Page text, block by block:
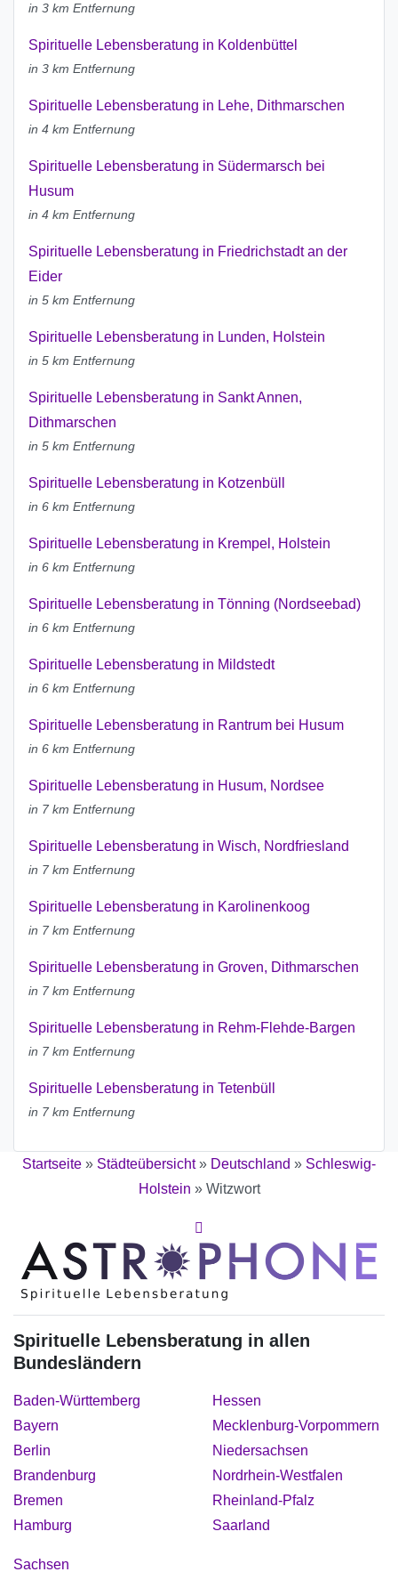
in 3 km Entfernung
Spirituelle Lebensberatung in Koldenbüttel
in 3 km Entfernung
Spirituelle Lebensberatung in Lehe, Dithmarschen
in 4 km Entfernung
Spirituelle Lebensberatung in Südermarsch bei
Husum
in 4 km Entfernung
Spirituelle Lebensberatung in Friedrichstadt an der
Eider
in 5 km Entfernung
Spirituelle Lebensberatung in Lunden, Holstein
in 5 km Entfernung
Spirituelle Lebensberatung in Sankt Annen,
Dithmarschen
in 5 km Entfernung
Spirituelle Lebensberatung in Kotzenbüll
in 6 km Entfernung
Spirituelle Lebensberatung in Krempel, Holstein
in 6 km Entfernung
Spirituelle Lebensberatung in Tönning (Nordseebad)
in 6 km Entfernung
Spirituelle Lebensberatung in Mildstedt
in 6 km Entfernung
Spirituelle Lebensberatung in Rantrum bei Husum
in 6 km Entfernung
Spirituelle Lebensberatung in Husum, Nordsee
in 7 km Entfernung
Spirituelle Lebensberatung in Wisch, Nordfriesland
in 7 km Entfernung
Spirituelle Lebensberatung in Karolinenkoog
in 7 km Entfernung
Spirituelle Lebensberatung in Groven, Dithmarschen
in 7 km Entfernung
Spirituelle Lebensberatung in Rehm-Flehde-Bargen
in 7 km Entfernung
Spirituelle Lebensberatung in Tetenbüll
in 7 km Entfernung
Startseite » Städteübersicht» Deutschland » Schleswig-
Holstein » Witzwort
Spirituelle Lebensberatung in allen
Bundesländern
Baden-Württemberg
Bayern
Berlin
Brandenburg
Bremen
Hamburg
Hessen
Mecklenburg-Vorpommern
Niedersachsen
Nordrhein-Westfalen
Rheinland-Pfalz
Saarland
Sachsen